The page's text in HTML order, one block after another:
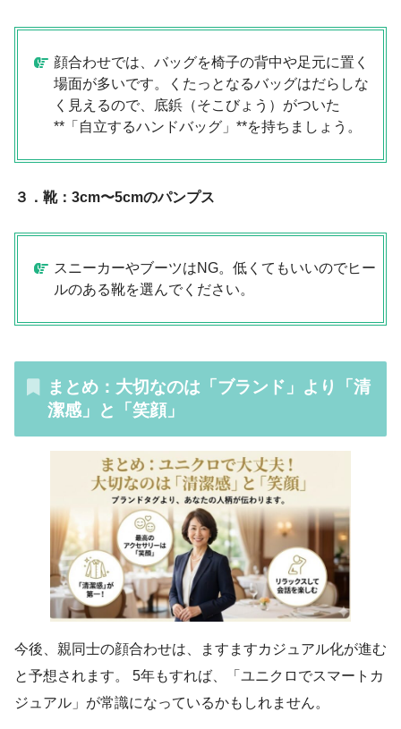
顔合わせでは、バッグを椅子の背中や足元に置く
場面が多いです。くたっとなるバッグはだらしな
く見えるので、底鋲（そこびょう）がついた
**「自立するハンドバッグ」**を持ちましょう。
３．靴：3cm〜5cmのパンプス
スニーカーやブーツはNG。低くてもいいのでヒー
ルのある靴を選んでください。
まとめ：大切なのは「ブランド」より「清
潔感」と「笑顔」
今後、親同士の顔合わせは、ますますカジュアル化が進む
と予想されます。 5年もすれば、「ユニクロでスマートカ
ジュアル」が常識になっているかもしれません。